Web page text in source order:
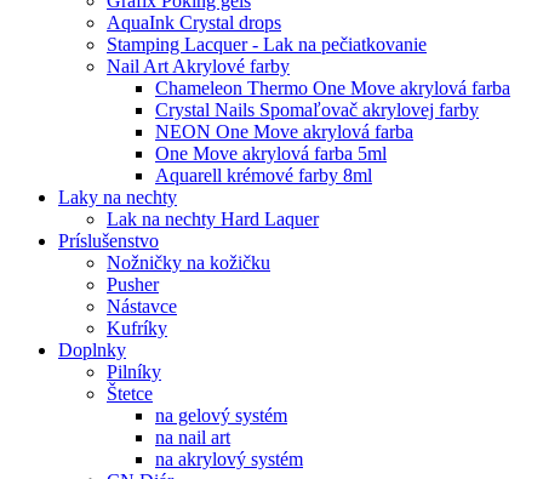
AquaInk Crystal drops
Stamping Lacquer - Lak na pečiatkovanie
Nail Art Akrylové farby
Chameleon Thermo One Move akrylová farba
Crystal Nails Spomaľovač akrylovej farby
NEON One Move akrylová farba
One Move akrylová farba 5ml
Aquarell krémové farby 8ml
Laky na nechty
Lak na nechty Hard Laquer
Príslušenstvo
Nožničky na kožičku
Pusher
Nástavce
Kufríky
Doplnky
Pilníky
Štetce
na gelový systém
na nail art
na akrylový systém